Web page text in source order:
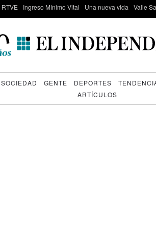
RTVE Ingreso Mínimo Vital Una nueva vida Valle
SOCIEDAD GENTE DEPORTES
ARTÍCULOS